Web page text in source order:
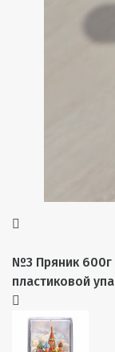
№3 Пряник 600г
пластиковой